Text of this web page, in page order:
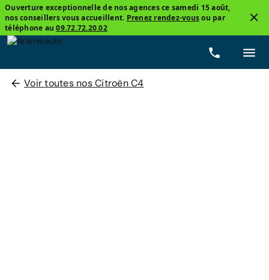
Ouverture exceptionnelle de nos agences ce samedi 15 août,
nos conseillers vous accueillent. Prenez rendez-vousou par
téléphone au09.72.72.20.02
Voir toutes nos Citroën C4